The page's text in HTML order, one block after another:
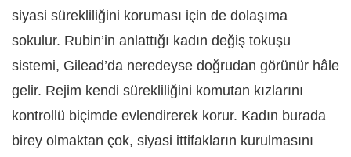
siyasi sürekliliğini koruması için de dolaşıma
sokulur. Rubin’in anlattığı kadın değiş tokuşu
sistemi, Gilead’da neredeyse doğrudan görünür hâle
gelir. Rejim kendi sürekliliğini komutan kızlarını
kontrollü biçimde evlendirerek korur. Kadın burada
birey olmaktan çok, siyasi ittifakların kurulmasını